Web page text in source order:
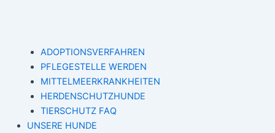
ADOPTIONSVERFAHREN
PFLEGESTELLE WERDEN
MITTELMEERKRANKHEITEN
HERDENSCHUTZHUNDE
TIERSCHUTZ FAQ
UNSERE HUNDE